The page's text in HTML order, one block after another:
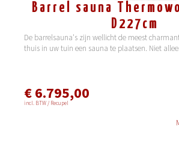
Barrel sauna
D227cm
De barrelsauna's zijn wellicht de meest
thuis in uw tuin een sauna te plaatsen. Niet
€ 6.795,00
incl. BTW / Recupel